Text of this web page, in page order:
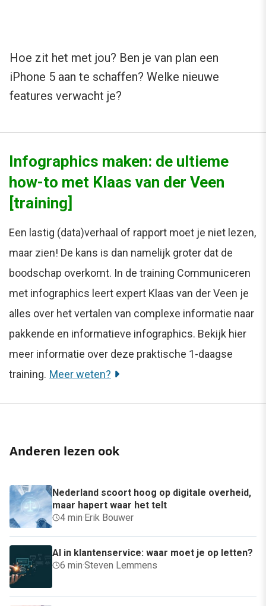
Hoe zit het met jou? Ben je van plan een
iPhone 5 aan te schaffen? Welke nieuwe
features verwacht je?
Infographics maken: de ultieme
how-to met Klaas van der Veen
[training]
Een lastig (data)verhaal of rapport moet je niet lezen,
maar zien! De kans is dan namelijk groter dat de
boodschap overkomt. In de training Communiceren
met infographics leert expert Klaas van der Veen je
alles over het vertalen van complexe informatie naar
pakkende en informatieve infographics. Bekijk hier
meer informatie over deze praktische 1-daagse
training. Meer weten?
Anderen lezen ook
Nederland scoort hoog op digitale overheid,
maar hapert waar het telt
4 min·Erik Bouwer
AI in klantenservice: waar moet je op letten?
6 min·Steven Lemmens